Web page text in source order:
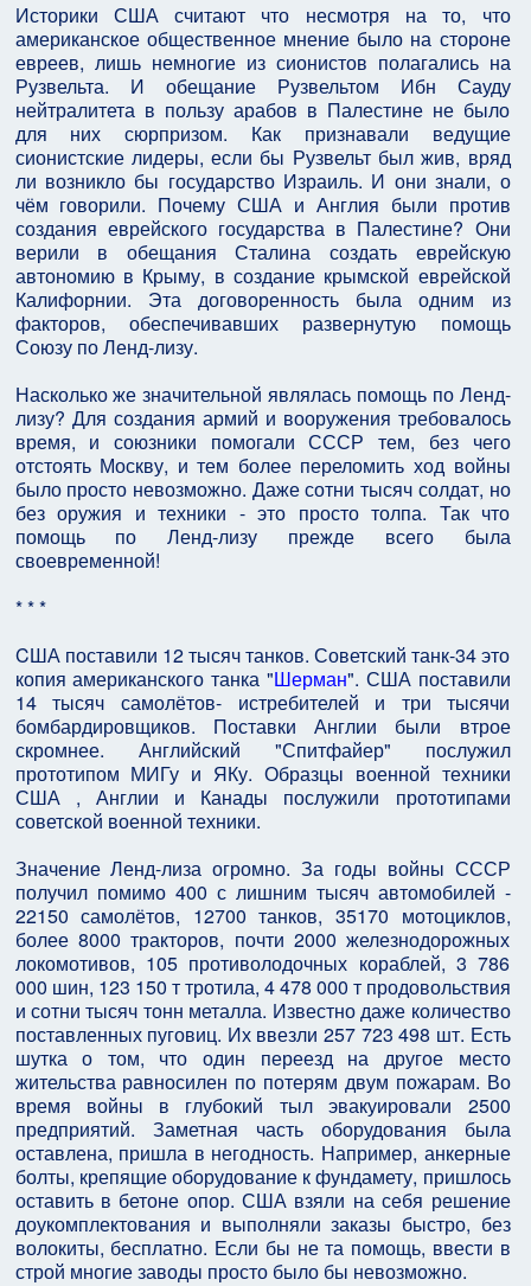
Историки США считают что несмотря на то, что
американское общественное мнение было на стороне
евреев, лишь немногие из сионистов полагались на
Рузвельта. И обещание Рузвельтом Ибн Сауду
нейтралитета в пользу арабов в Палестине не было
для них сюрпризом. Как признавали ведущие
сионистские лидеры, если бы Рузвельт был жив, вряд
ли возникло бы государство Израиль. И они знали, о
чём говорили. Почему США и Англия были против
создания еврейского государства в Палестине? Они
верили в обещания Сталина создать еврейскую
автономию в Крыму, в создание крымской еврейской
Калифорнии. Эта договоренность была одним из
факторов, обеспечивавших развернутую помощь
Союзу по Ленд-лизу.
Насколько же значительной являлась помощь по Ленд-
лизу? Для создания армий и вооружения требовалось
время, и союзники помогали СССР тем, без чего
отстоять Москву, и тем более переломить ход войны
было просто невозможно. Даже сотни тысяч солдат, но
без оружия и техники - это просто толпа. Так что
помощь по Ленд-лизу прежде всего была
своевременной!
* * *
CША поставили 12 тысяч танков. Советский танк-34 это
копия американского танка "Шерман". США поставили
14 тысяч самолётов- истребителей и три тысячи
бомбардировщиков. Поставки Англии были втрое
скромнее. Английский "Спитфайер" послужил
прототипом МИГу и ЯКу. Образцы военной техники
США , Англии и Канады послужили прототипами
советской военной техники.
Значение Ленд-лиза огромно. За годы войны СССР
получил помимо 400 с лишним тысяч автомобилей -
22150 самолётов, 12700 танков, 35170 мотоциклов,
более 8000 тракторов, почти 2000 железнодорожных
локомотивов, 105 противолодочных кораблей, 3 786
000 шин, 123 150 т тротила, 4 478 000 т продовольствия
и сотни тысяч тонн металла. Известно даже количество
поставленных пуговиц. Их ввезли 257 723 498 шт. Есть
шутка о том, что один переезд на другое место
жительства равносилен по потерям двум пожарам. Во
время войны в глубокий тыл эвакуировали 2500
предприятий. Заметная часть оборудования была
оставлена, пришла в негодность. Например, анкерные
болты, крепящие оборудование к фундамету, пришлось
оставить в бетоне опор. США взяли на себя решение
доукомплектования и выполняли заказы быстро, без
волокиты, бесплатно. Если бы не та помощь, ввести в
строй многие заводы просто было бы невозможно.